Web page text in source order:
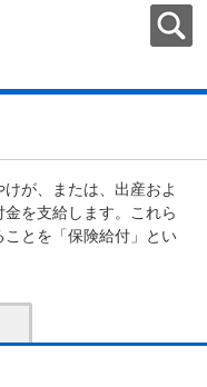
が、または、出産およ
を支給します。これら
とを「保険給付」とい